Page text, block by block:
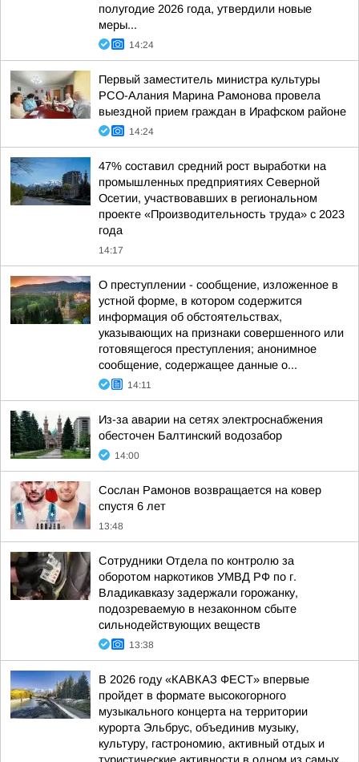
полугодие 2026 года, утвердили новые
меры...
14:24
Первый заместитель министра культуры
РСО-Алания Марина Рамонова провела
выездной прием граждан в Ирафском районе
14:24
47% составил средний рост выработки на
промышленных предприятиях Северной
Осетии, участвовавших в региональном
проекте «Производительность труда» с 2023
года
14:17
О преступлении - сообщение, изложенное в
устной форме, в котором содержится
информация об обстоятельствах,
указывающих на признаки совершенного или
готовящегося преступления; анонимное
сообщение, содержащее данные о...
14:11
Из-за аварии на сетях электроснабжения
обесточен Балтинский водозабор
14:00
Сослан Рамонов возвращается на ковер
спустя 6 лет
13:48
Сотрудники Отдела по контролю за
оборотом наркотиков УМВД РФ по г.
Владикавказу задержали горожанку,
подозреваемую в незаконном сбыте
сильнодействующих веществ
13:38
В 2026 году «КАВКАЗ ФЕСТ» впервые
пройдет в формате высокогорного
музыкального концерта на территории
курорта Эльбрус, объединив музыку,
культуру, гастрономию, активный отдых и